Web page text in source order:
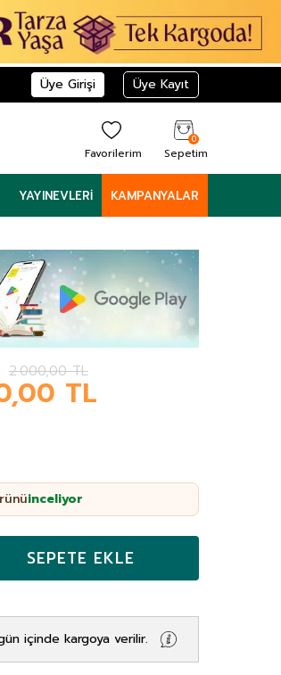
Üye Girişi Üye Kayıt
Favorilerim
0
Sepetim
YAYINEVLERI KAMPANYALAR
2.000,00TL
TL
inceliyor
SEPETE EKLE
içinde kargoya verilir.